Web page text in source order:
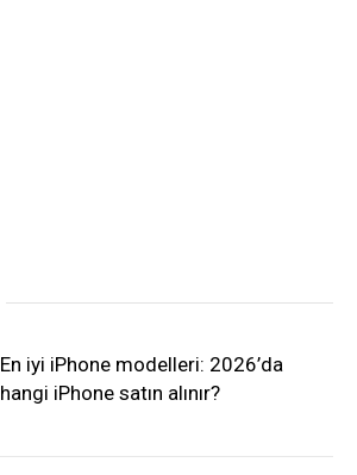
En iyi iPhone modelleri: 2026’da
hangi iPhone satın alınır?